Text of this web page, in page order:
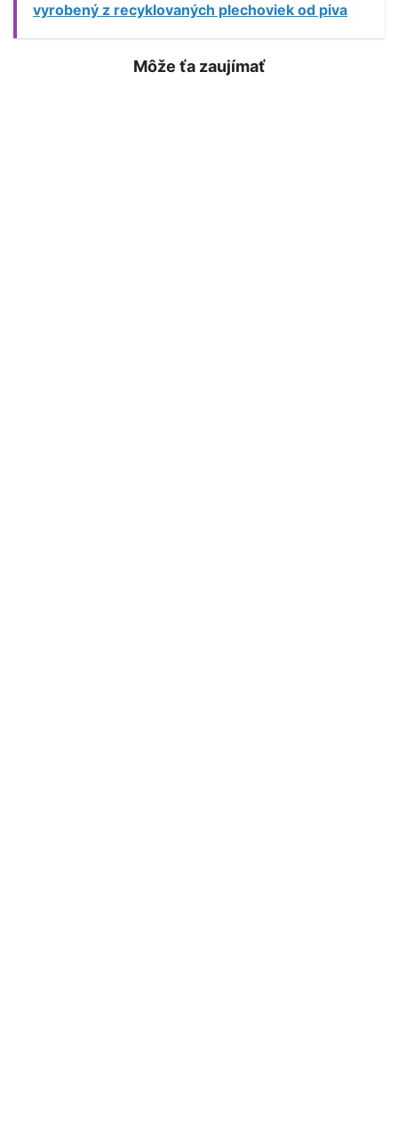
vyrobený z recyklovaných plechoviek od piva
Môže ťa zaujímať